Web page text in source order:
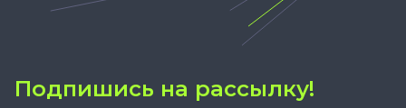
Подпишись на рассылку!